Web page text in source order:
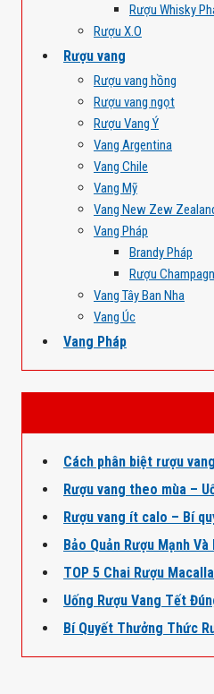
Rượu Whisky
Rượu X.O
Rượu vang
Rượu vang hồng
Rượu vang ngọt
Rượu Vang Ý
Vang Argentina
Vang Chile
Vang Mỹ
Vang New Zew
Vang Pháp
Brandy Pháp
Rượu
Vang Tây Ban Nha
Vang Úc
Vang Pháp
Cách phân biệt rượu
Rượu vang theo mùa –
Rượu vang ít calo – Bí
Bảo Quản Rượu Mạnh
TOP 5 Chai Rượu
Uống Rượu Vang Tết
Bí Quyết Thưởng Thức